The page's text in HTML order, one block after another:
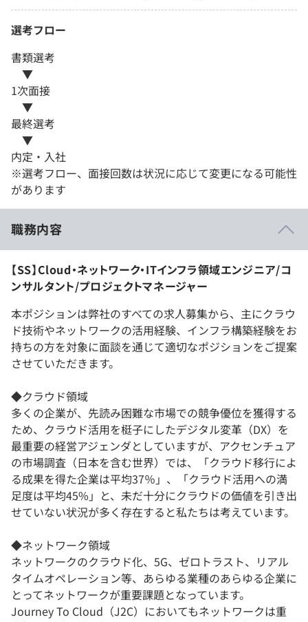
選考フロー
書類選考
▼
1次面接
▼
最終選考
▼
内定・入社
※選考フロー、面接回数は状況に応じて変更になる可能性
があります
職務内容
【SS】Cloud・ネットワーク・ITインフラ領域エンジニア/コ
ンサルタント/プロジェクトマネージャー
本ポジションは弊社のすべての求人募集から、主にクラウ
ド技術やネットワークの活用経験、インフラ構築経験をお
持ちの方を対象に面談を通じて適切なポジションをご提案
させていただきます。
◆クラウド領域
多くの企業が、先読み困難な市場での競争優位を獲得する
ため、クラウド活用を梃子にしたデジタル変革（DX）を
最重要の経営アジェンダとしていますが、アクセンチュア
の市場調査（日本を含む世界）では、「クラウド移行によ
る成果を得た企業は平均37％」、「クラウド活用への満
足度は平均45%」と、未だ十分にクラウドの価値を引き出
せていない状況が多く存在すると私たちは考えています。
◆ネットワーク領域
ネットワークのクラウド化、5G、ゼロトラスト、リアル
タイムオペレーション等、あらゆる業種のあらゆる企業に
とってネットワークが重要課題となっています。
Journey To Cloud（J2C）においてもネットワークは重